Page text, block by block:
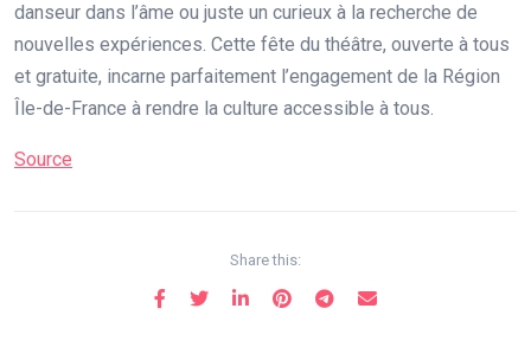
danseur dans l’âme ou juste un curieux à la recherche de
nouvelles expériences. Cette fête du théâtre, ouverte à tous
et gratuite, incarne parfaitement l’engagement de la Région
Île-de-France à rendre la culture accessible à tous.
Source
Share this: